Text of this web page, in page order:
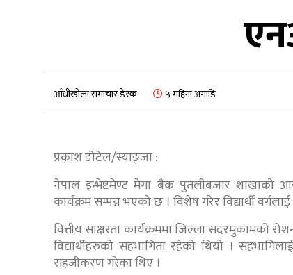
आँधीखोला समाचार डेस्क ५ महिना अगाडि
प्रकाश डोटेल/स्याङ्जा :
नेपाल इन्भेष्टमेण्ट मेगा बैंक पुतलीबजार शाखाको
कार्यक्रम सम्पन्न भएको छ । विशेष गरेर विद्यार्थी
वित्तीय साक्षरता कार्यक्रममा जिल्ला सदरमुकामको
विद्यार्थीहरुको सहभागिता रहेको थियो ।
सहजीकरण गरेका थिए ।